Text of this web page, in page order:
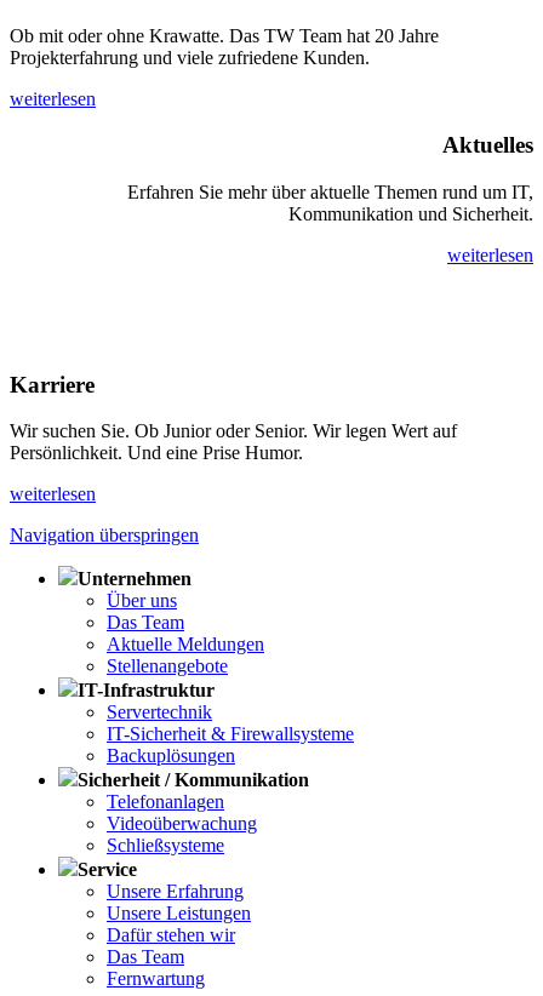
Ob mit oder ohne Krawatte. Das TW Team hat 20 Jahre
Projekterfahrung und viele zufriedene Kunden.
weiterlesen
Aktuelles
Erfahren Sie mehr über aktuelle Themen rund um IT,
Kommunikation und Sicherheit.
weiterlesen
Karriere
Wir suchen Sie. Ob Junior oder Senior. Wir legen Wert auf
Persönlichkeit. Und eine Prise Humor.
weiterlesen
Navigation überspringen
Unternehmen
Über uns
Das Team
Aktuelle Meldungen
Stellenangebote
IT-Infrastruktur
Servertechnik
IT-Sicherheit & Firewallsysteme
Backuplösungen
Sicherheit / Kommunikation
Telefonanlagen
Videoüberwachung
Schließsysteme
Service
Unsere Erfahrung
Unsere Leistungen
Dafür stehen wir
Das Team
Fernwartung